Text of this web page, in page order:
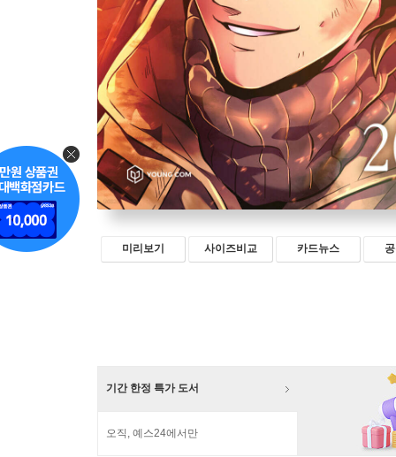
미리보기 사이즈비교 카드뉴스
기간 한정 특가 도서
오직, 예스24에서만